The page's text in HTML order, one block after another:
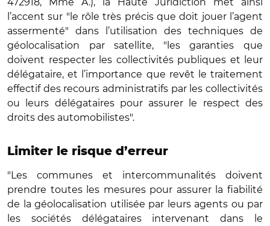
l’accent sur "le rôle très précis que doit jouer l’agent
assermenté" dans l’utilisation des techniques de
géolocalisation par satellite, "les garanties que
doivent respecter les collectivités publiques et leur
délégataire, et l’importance que revêt le traitement
effectif des recours administratifs par les collectivités
ou leurs délégataires pour assurer le respect des
droits des automobilistes".
Limiter le risque d’erreur
"Les communes et intercommunalités doivent
prendre toutes les mesures pour assurer la fiabilité
de la géolocalisation utilisée par leurs agents ou par
les sociétés délégataires intervenant dans le